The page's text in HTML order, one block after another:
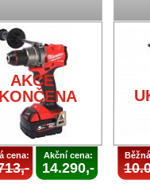
AKCE
cena: Akční cena:
14.290,-